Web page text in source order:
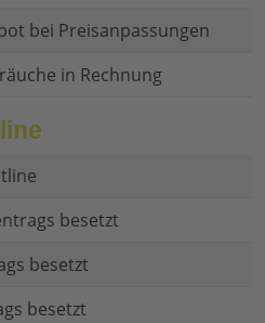
bei Preisanpassungen
in Rechnung
besetzt
besetzt
besetzt